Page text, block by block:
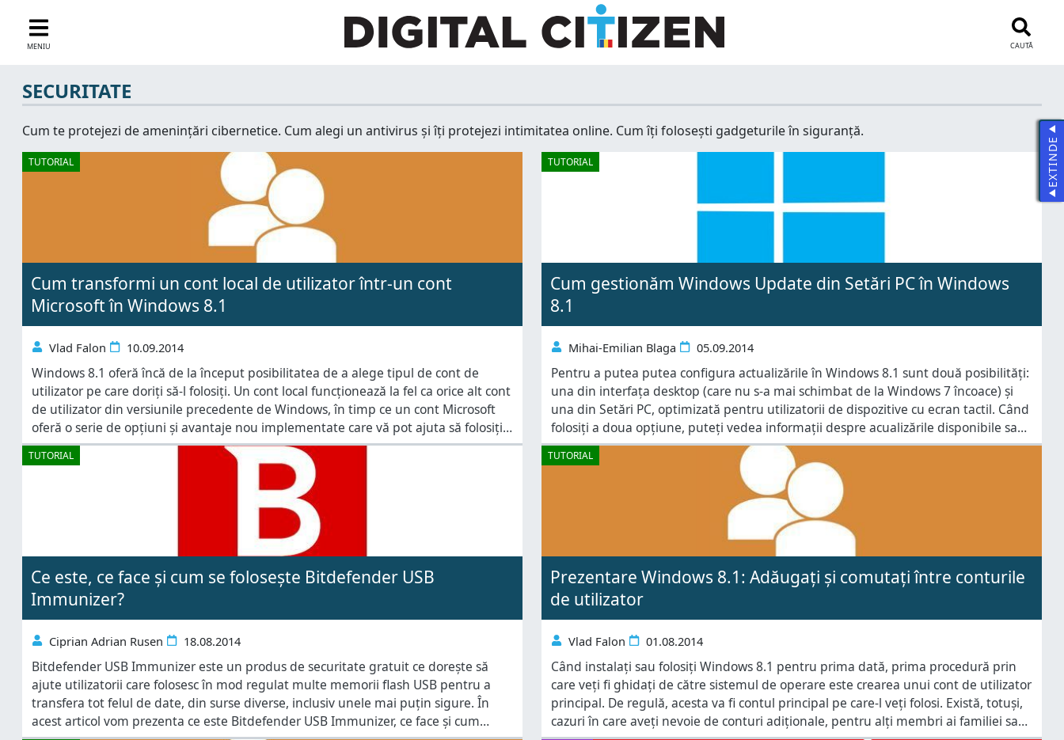
MENIU CAUTĂ
SECURITATE
Cum te protejezi de amenințări cibernetice. Cum alegi un antivirus și îți protejezi intimitatea online. Cum îți folosești gadgeturile în siguranță.
TUTORIAL
Cum transformi un cont local de utilizator într-un cont
Microsoft în Windows 8.1
Vlad Falon 10.09.2014
Windows 8.1 oferă încă de la început posibilitatea de a alege tipul de cont de
utilizator pe care doriți să-l folosiți. Un cont local funcționează la fel ca orice alt cont
de utilizator din versiunile precedente de Windows, în timp ce un cont Microsoft
oferă o serie de opțiuni și avantaje nou implementate care vă pot ajuta să folosiți
mai eficient Windows 8.1. Mulți
TUTORIAL
Cum gestionăm Windows Update din Setări PC în Windows
8.1
Mihai-Emilian Blaga 05.09.2014
Pentru a putea putea configura actualizările în Windows 8.1 sunt două posibilități:
una din interfața desktop (care nu s-a mai schimbat de la Windows 7 încoace) și
una din Setări PC, optimizată pentru utilizatorii de dispozitive cu ecran tactil. Când
folosiți a doua opțiune, puteți vedea informații despre acualizările disponibile sau
puteți verifica dacă există altele noi. Cu ajutorul acestui articol puteți învăța cum
TUTORIAL
Ce este, ce face și cum se folosește Bitdefender USB
Immunizer?
Ciprian Adrian Rusen 18.08.2014
Bitdefender USB Immunizer este un produs de securitate gratuit ce dorește să
ajute utilizatorii care folosesc în mod regulat multe memorii flash USB pentru a
transfera tot felul de date, din surse diverse, inclusiv unele mai puțin sigure. În
acest articol vom prezenta ce este Bitdefender USB Immunizer, ce face și cum
TUTORIAL
Prezentare Windows 8.1: Adăugați și comutați între conturile
de utilizator
Vlad Falon 01.08.2014
Când instalați sau folosiți Windows 8.1 pentru prima dată, prima procedură prin
care veți fi ghidați de către sistemul de operare este crearea unui cont de utilizator
principal. De regulă, acesta va fi contul principal pe care-l veți folosi. Există, totuși,
cazuri în care aveți nevoie de conturi adiționale, pentru alți membri ai familiei sau
EXTINDE